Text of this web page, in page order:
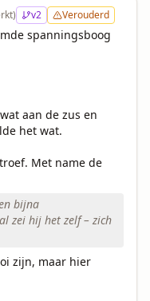
v2 Verouderd
spanningsboog
aan de zus en
het wat.
Met name de
bijna
zei hij het zelf – zich
zijn, maar hier